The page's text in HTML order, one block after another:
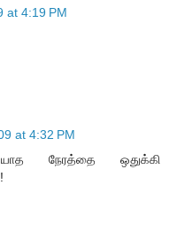
at 4:19 PM
at 4:32 PM
நேரத்தை ஒதுக்கி